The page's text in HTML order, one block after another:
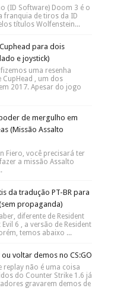
A série de anime/mangá
sucesso muito grande
série de diversos jogos.
TODOS
em KOF 97
SNK. The King of
é um divisor de
The King of Fighters.
e Armários de Doom 3 e
of Evil
(ID Software) Doom 3 é o
de tiros da ID
títulos Wolfenstein...
para dois
e joystick)
uma resenha
, um dos
2017. Apesar do jogo
de mergulho em
(Missão Assalto